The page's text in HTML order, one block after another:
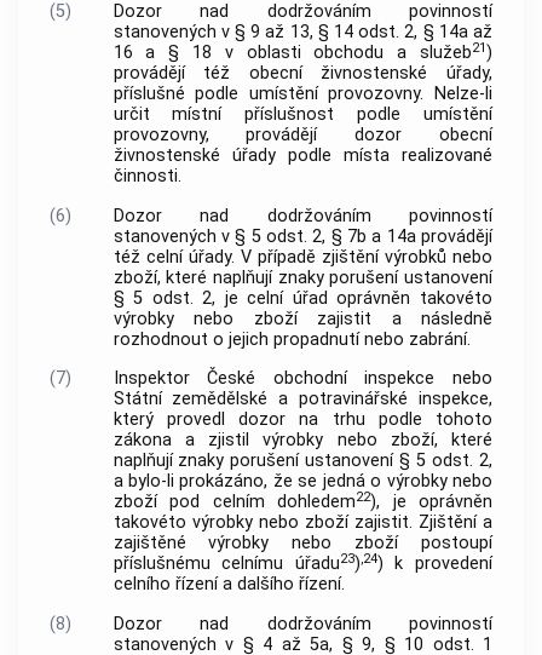
(5)
Dozor nad dodržováním povinností
stanovených v § 9 až 13, § 14 odst. 2, § 14a až
16 a § 18 v oblasti obchodu a služeb21)
provádějí též obecní živnostenské úřady,
příslušné podle umístění provozovny. Nelze-li
určit místní příslušnost podle umístění
provozovny, provádějí dozor obecní
živnostenské úřady podle místa realizované
činnosti.
(6)
Dozor nad dodržováním povinností
stanovených v § 5 odst. 2, § 7b a 14a provádějí
též celní úřady. V případě zjištění výrobků nebo
zboží, které naplňují znaky porušení ustanovení
§ 5 odst. 2, je celní úřad oprávněn takovéto
výrobky nebo zboží zajistit a následně
rozhodnout o jejich propadnutí nebo zabrání.
(7)
Inspektor České obchodní inspekce nebo
Státní zemědělské a potravinářské inspekce,
který provedl dozor na trhu podle tohoto
zákona a zjistil výrobky nebo zboží, které
naplňují znaky porušení ustanovení § 5 odst. 2,
a bylo-li prokázáno, že se jedná o výrobky nebo
zboží pod celním dohledem22), je oprávněn
takovéto výrobky nebo zboží zajistit. Zjištění a
zajištěné výrobky nebo zboží postoupí
příslušnému celnímu úřadu23),24) k provedení
celního řízení a dalšího řízení.
(8)
Dozor nad dodržováním povinností
stanovených v § 4 až 5a, § 9, § 10 odst. 1